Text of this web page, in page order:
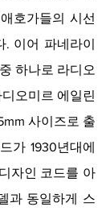
호가들의 시선
이어 파네라이
하나로 라디오
오미르 에일린
사이즈로 출
가 1930년대에
자인 코드를 아
과 동일하게 스